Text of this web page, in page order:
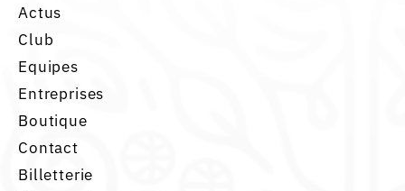
Actus
Club
Equipes
Entreprises
Boutique
Contact
Billetterie